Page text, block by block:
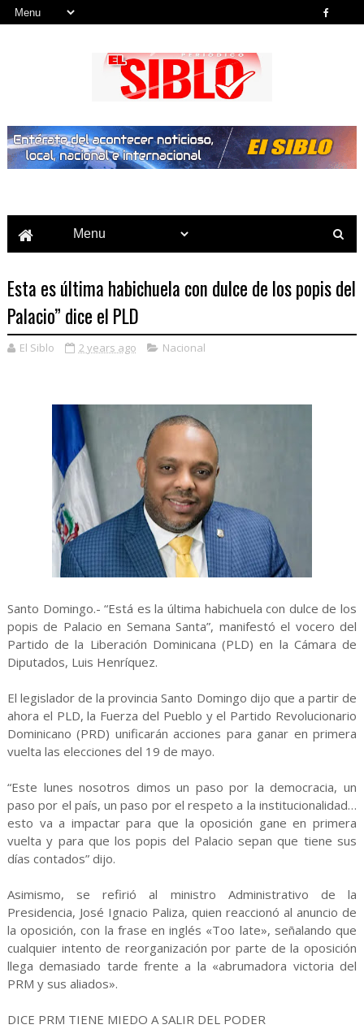
Esta es última habichuela con dulce de los popis del
Palacio” dice el PLD
El Siblo 2 years ago Nacional
Santo Domingo.- “Está es la última habichuela con dulce de los
popis de Palacio en Semana Santa”, manifestó el vocero del
Partido de la Liberación Dominicana (PLD) en la Cámara de
Diputados, Luis Henríquez.
El legislador de la provincia Santo Domingo dijo que a partir de
ahora el PLD, la Fuerza del Pueblo y el Partido Revolucionario
Dominicano (PRD) unificarán acciones para ganar en primera
vuelta las elecciones del 19 de mayo.
“Este lunes nosotros dimos un paso por la democracia, un
paso por el país, un paso por el respeto a la institucionalidad…
esto va a impactar para que la oposición gane en primera
vuelta y para que los popis del Palacio sepan que tiene sus
días contados” dijo.
Asimismo, se refirió al ministro Administrativo de la
Presidencia, José Ignacio Paliza, quien reaccionó al anuncio de
la oposición, con la frase en inglés «Too late», señalando que
cualquier intento de reorganización por parte de la oposición
llega demasiado tarde frente a la «abrumadora victoria del
PRM y sus aliados».
DICE PRM TIENE MIEDO A SALIR DEL PODER